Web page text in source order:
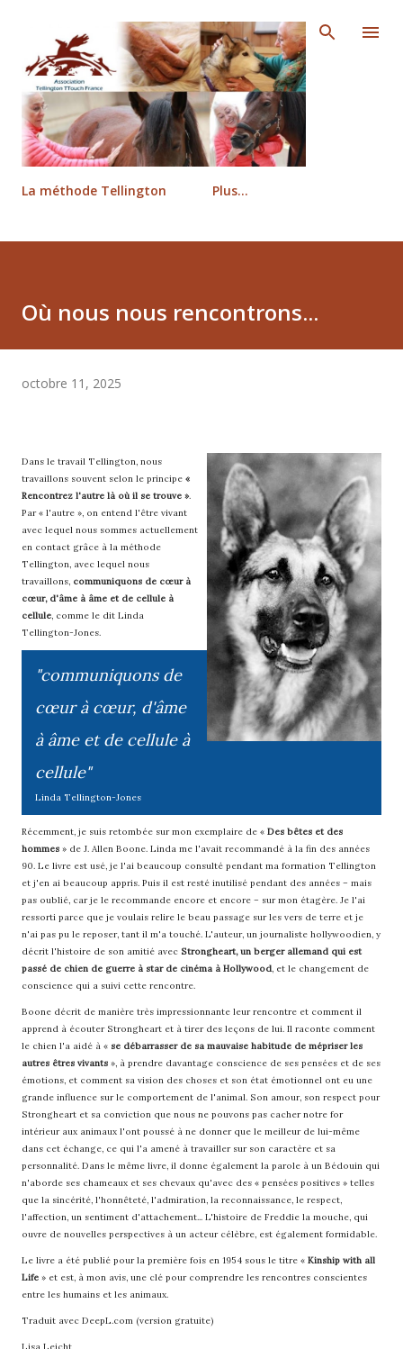
Accéder au contenu principal
La méthode Tellington Plus…
Où nous nous rencontrons...
octobre 11, 2025
Dans le travail Tellington, nous
travaillons souvent selon le principe «
Rencontrez l'autre là où il se trouve ».
Par « l'autre », on entend l'être vivant
avec lequel nous sommes actuellement
en contact grâce à la méthode
Tellington, avec lequel nous
travaillons, communiquons de cœur à
cœur, d'âme à âme et de cellule à
cellule, comme le dit Linda
Tellington-Jones.
"communiquons de
cœur à cœur, d'âme
à âme et de cellule à
cellule"
Linda Tellington-Jones
Récemment, je suis retombée sur mon exemplaire de « Des bêtes et des
hommes » de J. Allen Boone. Linda me l'avait recommandé à la fin des années
90. Le livre est usé, je l'ai beaucoup consulté pendant ma formation Tellington
et j'en ai beaucoup appris. Puis il est resté inutilisé pendant des années – mais
pas oublié, car je le recommande encore et encore – sur mon étagère. Je l'ai
ressorti parce que je voulais relire le beau passage sur les vers de terre et je
n'ai pas pu le reposer, tant il m'a touché. L'auteur, un journaliste hollywoodien, y
décrit l'histoire de son amitié avec Strongheart, un berger allemand qui est
passé de chien de guerre à star de cinéma à Hollywood, et le changement de
conscience qui a suivi cette rencontre.
Boone décrit de manière très impressionnante leur rencontre et comment il
apprend à écouter Strongheart et à tirer des leçons de lui. Il raconte comment
le chien l'a aidé à « se débarrasser de sa mauvaise habitude de mépriser les
autres êtres vivants », à prendre davantage conscience de ses pensées et de ses
émotions, et comment sa vision des choses et son état émotionnel ont eu une
grande influence sur le comportement de l'animal. Son amour, son respect pour
Strongheart et sa conviction que nous ne pouvons pas cacher notre for
intérieur aux animaux l'ont poussé à ne donner que le meilleur de lui-même
dans cet échange, ce qui l'a amené à travailler sur son caractère et sa
personnalité. Dans le même livre, il donne également la parole à un Bédouin qui
n'aborde ses chameaux et ses chevaux qu'avec des « pensées positives » telles
que la sincérité, l'honnêteté, l'admiration, la reconnaissance, le respect,
l'affection, un sentiment d'attachement... L'histoire de Freddie la mouche, qui
ouvre de nouvelles perspectives à un acteur célèbre, est également formidable.
Le livre a été publié pour la première fois en 1954 sous le titre « Kinship with all
Life » et est, à mon avis, une clé pour comprendre les rencontres conscientes
entre les humains et les animaux.
Traduit avec DeepL.com (version gratuite)
Lisa Leicht